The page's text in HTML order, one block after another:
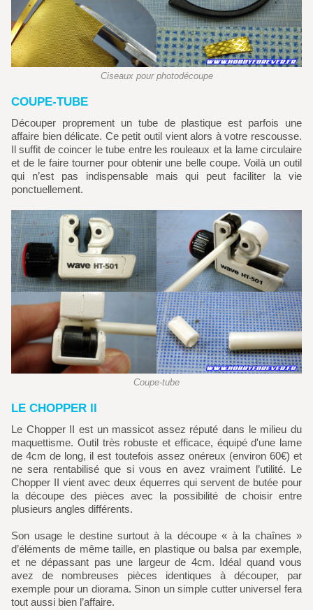
Ciseaux pour photodécoupe
COUPE-TUBE
Découper proprement un tube de plastique est parfois une
affaire bien délicate. Ce petit outil vient alors à votre rescousse.
Il suffit de coincer le tube entre les rouleaux et la lame circulaire
et de le faire tourner pour obtenir une belle coupe. Voilà un outil
qui n’est pas indispensable mais qui peut faciliter la vie
ponctuellement.
Coupe-tube
LE CHOPPER II
Le Chopper II est un massicot assez réputé dans le milieu du
maquettisme. Outil très robuste et efficace, équipé d'une lame
de 4cm de long, il est toutefois assez onéreux (environ 60€) et
ne sera rentabilisé que si vous en avez vraiment l’utilité. Le
Chopper II vient avec deux équerres qui servent de butée pour
la découpe des pièces avec la possibilité de choisir entre
plusieurs angles différents.
Son usage le destine surtout à la découpe « à la chaînes »
d’éléments de même taille, en plastique ou balsa par exemple,
et ne dépassant pas une largeur de 4cm. Idéal quand vous
avez de nombreuses pièces identiques à découper, par
exemple pour un diorama. Sinon un simple cutter universel fera
tout aussi bien l’affaire.